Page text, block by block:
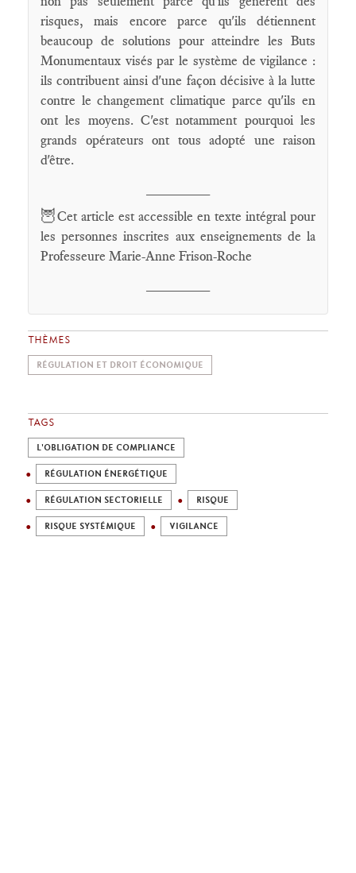
risques, mais encore parce qu'ils détiennent
beaucoup de solutions pour atteindre les Buts
Monumentaux visés par le système de vigilance :
ils contribuent ainsi d'une façon décisive à la lutte
contre le changement climatique parce qu'ils en
ont les moyens. C'est notamment pourquoi les
grands opérateurs ont tous adopté une raison
d'être.
🦉Cet article est accessible en texte intégral pour
les personnes inscrites aux enseignements de la
Professeure Marie-Anne Frison-Roche
THÈMES
RÉGULATION ET DROIT ÉCONOMIQUE
TAGS
L'OBLIGATION DE COMPLIANCE
RÉGULATION ÉNERGÉTIQUE
RÉGULATION SECTORIELLE RISQUE
RISQUE SYSTÉMIQUE VIGILANCE